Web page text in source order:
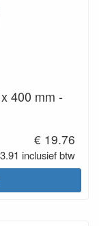
400 mm -
€ 19.76
inclusief btw